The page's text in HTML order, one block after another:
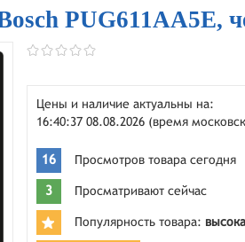
PUG611AA5E,
Цены и наличие актуальны на:
16:40:37 08.08.2026 (время
16 Просмотров товара сегодня
3 Просматривают сейчас
Популярность товара: